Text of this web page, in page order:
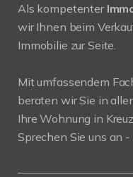
Als kompetenter
wir Ihnen beim
Immobilie zur Seite.
Mit umfassendem
beraten wir Sie in
Ihre Wohnung in
Sprechen Sie uns an -